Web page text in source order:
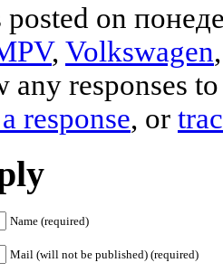
on
, Volkswagen
any responses
response, or
Name (required)
Mail (will not be published) (required)